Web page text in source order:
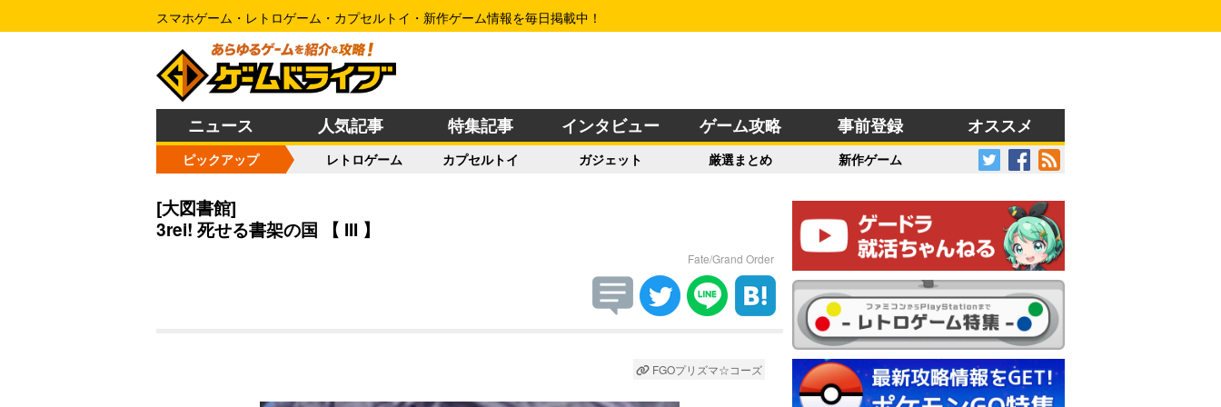
スマホゲーム・レトロゲーム・カプセルトイ・新作ゲーム情報を毎日掲載中！
ニュース 人気記事 特集記事 インタビュー ゲーム攻略 事前登録 オススメ
ピックアップ レトロゲーム カプセルトイ ガジェット 厳選まとめ 新作ゲーム
[大図書館]
3rei! 死せる書架の国 【 III 】
Fate/Grand Order
FGOプリズマ☆コーズ